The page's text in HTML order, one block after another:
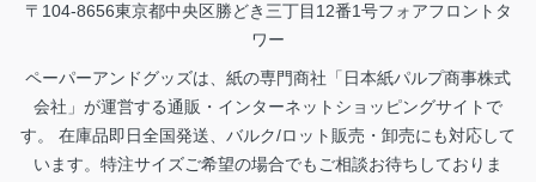
〒104-8656東京都中央区勝どき三丁目12番1号フォアフロントタ
ワー
ペーパーアンドグッズは、紙の専門商社「日本紙パルプ商事株式
会社」が運営する通販・インターネットショッピングサイトで
す。 在庫品即日全国発送、バルク/ロット販売・卸売にも対応して
います。特注サイズご希望の場合でもご相談お待ちしておりま